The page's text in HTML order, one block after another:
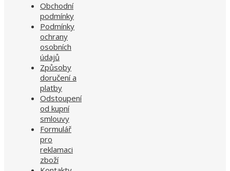
Obchodní
podmínky
Podmínky
ochrany
osobních
údajů
Způsoby
doručení a
platby
Odstoupení
od kupní
smlouvy
Formulář
pro
reklamaci
zboží